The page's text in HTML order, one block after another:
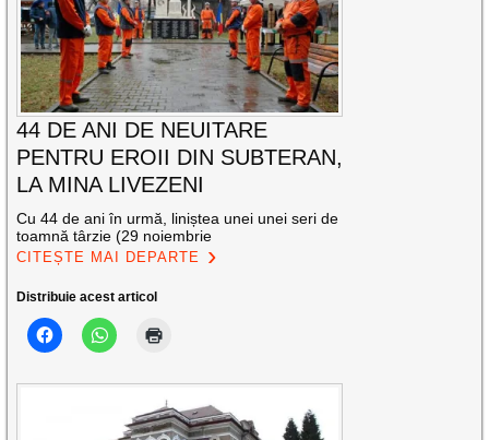
44 DE ANI DE NEUITARE
PENTRU EROII DIN SUBTERAN,
LA MINA LIVEZENI
Cu 44 de ani în urmă, liniștea unei unei seri de
toamnă târzie (29 noiembrie
CITEȘTE MAI DEPARTE
Distribuie acest articol